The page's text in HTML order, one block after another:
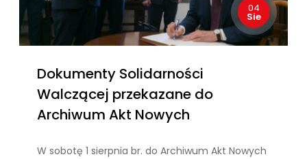
04
Sie
Dokumenty Solidarności
Walczącej przekazane do
Archiwum Akt Nowych
W sobotę 1 sierpnia br. do Archiwum Akt Nowych